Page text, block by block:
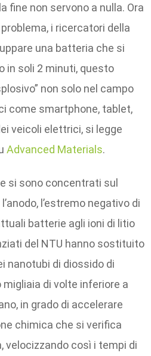
fine non servono a nulla. Ora
i ricercatori della
una batteria che si
in soli 2 minuti, questo
non solo nel campo
come smartphone, tablet,
veicoli elettrici, si legge
Advanced Materials.
si sono concentrati sul
l’estremo negativo di
batterie agli ioni di litio
del NTU hanno sostituito
nanotubi di diossido di
di volte inferiore a
in grado di accelerare
chimica che si verifica
velocizzando così i tempi di